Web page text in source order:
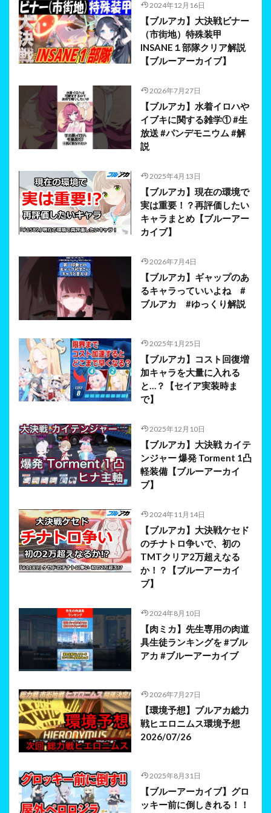
2024年12月16日
【ブルアカ】大決戦ビナー
（市街地）特殊装甲
INSANE１部隊クリア解説
【ブルーアーカイブ】
2026年7月27日
【ブルアカ】水着イロハや
イブキに関する雑学① #生
放送 #パンデモニウム #解
説
2025年4月13日
【ブルアカ】現在の環境で
実は重要！？再評価したい
キャラまとめ【ブルーアー
カイブ】
2026年7月4日
【ブルアカ】ギャップのあ
るキャラっていいよね #
ブルアカ #ゆっくり解説
2025年1月25日
【ブルアカ】コスト回復増
加キャラを大量に入れる
と…？【セイア実装時ま
で】
2025年12月10日
【ブルアカ】大決戦 カイテ
ンジャー 爆発 Torment 1凸
軽装備【ブルーアーカイ
ブ】
2024年11月14日
【ブルアカ】大決戦ケセド
のチナトロ争いで、初の
TMTクリア2万超えなる
か！？【ブルーアーカイ
ブ】
2024年8月10日
【肉ミカ】先生専用の肉道
具生徒ランキングを #ブル
アカ #ブルーアーカイブ
2026年7月27日
【環境予想】ブルアカ総力
戦ヒエロニムス環境予想
2026/07/26
2025年8月31日
【ブルーアーカイブ】グロ
ッキー前に倒しきれる！！